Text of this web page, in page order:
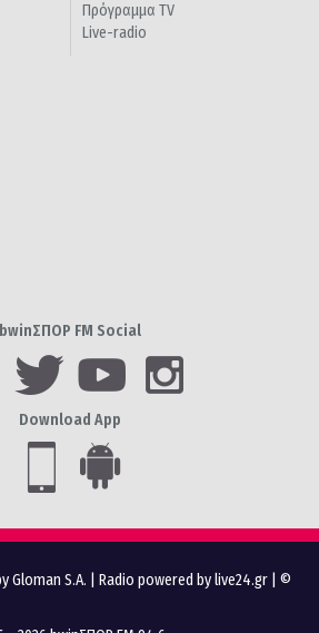
Πρόγραμμα TV
Live-radio
bwinΣΠΟΡ FM Social
Download App
Gloman S.A. Radio powered by live24.gr | ©